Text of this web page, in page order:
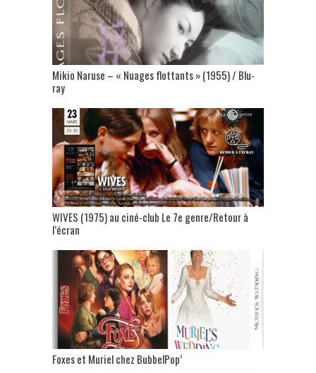
Mikio Naruse – « Nuages flottants » (1955) / Blu-
ray
WIVES (1975) au ciné-club Le 7e genre/Retour à
l’écran
Foxes et Muriel chez BubbelPop’